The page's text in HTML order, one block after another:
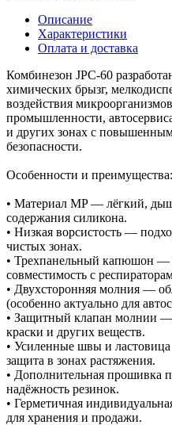
Описание
Характеристики
Оплата и доставка
Комбинезон JPC-60
химических брызг,
воздействия
промышленности,
и других зонах с
безопасности.
Особенности и преимущества:
• Материал MP — лёгкий,
содержания силикона.
• Низкая ворсистость —
чистых зонах.
• Трехпанельный капюшон —
совместимость с
• Двухсторонняя молния —
(особенно актуально для
• Защитный клапан молнии —
краски и других веществ.
• Усиленные швы и
защита в зонах растяжения.
• Дополнительная прошивка
надёжность резинок.
• Герметичная
для хранения и продажи.